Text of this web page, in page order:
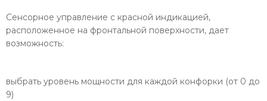
Сенсорное управление с красной индикацией,
расположенное на фронтальной поверхности, дает
возможность:
выбрать уровень мощности для каждой конфорки (от 0 до
9)